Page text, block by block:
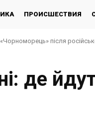
ПРОИСШЕСТВИЯ
після
де